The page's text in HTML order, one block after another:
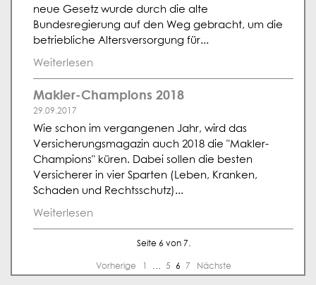
neue Gesetz wurde durch die alte
Bundesregierung auf den Weg gebracht, um die
betriebliche Altersversorgung für...
Weiterlesen
Makler-Champions 2018
29.09.2017
Wie schon im vergangenen Jahr, wird das
Versicherungsmagazin auch 2018 die "Makler-
Champions" küren. Dabei sollen die besten
Versicherer in vier Sparten (Leben, Kranken,
Schaden und Rechtsschutz)...
Weiterlesen
Seite 6 von 7.
Vorherige … 5 6 7 Nächste